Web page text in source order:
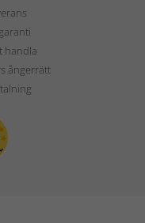
handla
ångerrätt